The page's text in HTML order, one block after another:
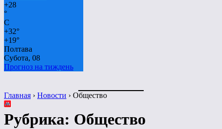
+28
°
C
+32°
+19°
Полтава
Субота, 08
Прогноз на тиждень
Главная › Новости › Общество
Рубрика: Общество